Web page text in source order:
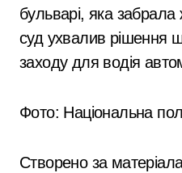
бульварі, яка забрала
суд ухвалив рішення
заходу для водія
Фото: Національна
Створено за